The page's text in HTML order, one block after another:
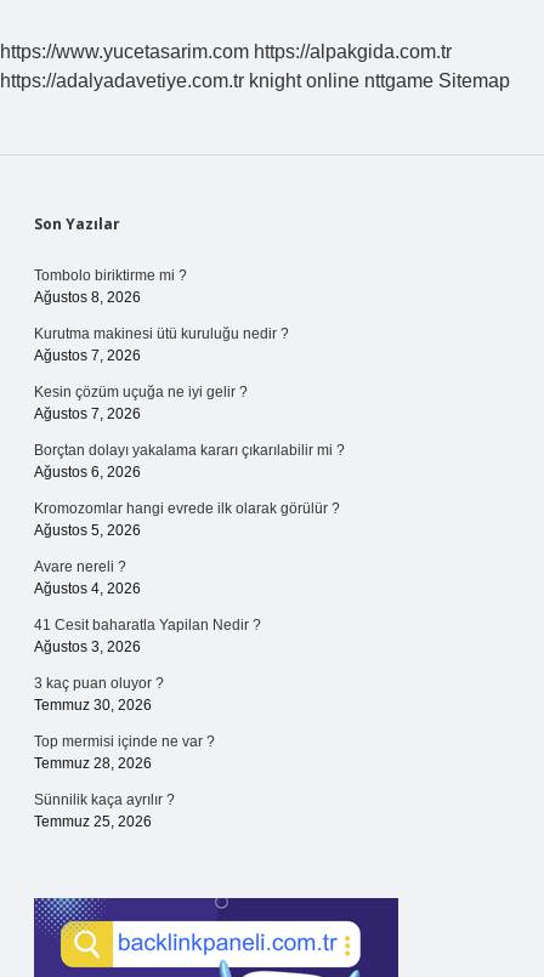
https://www.yucetasarim.com https://alpakgida.com.tr
https://adalyadavetiye.com.tr knight online nttgame Sitemap
Sidebar
Son Yazılar
Tombolo biriktirme mi ?
Ağustos 8, 2026
Kurutma makinesi ütü kuruluğu nedir ?
Ağustos 7, 2026
Kesin çözüm uçuğa ne iyi gelir ?
Ağustos 7, 2026
Borçtan dolayı yakalama kararı çıkarılabilir mi ?
Ağustos 6, 2026
Kromozomlar hangi evrede ilk olarak görülür ?
Ağustos 5, 2026
Avare nereli ?
Ağustos 4, 2026
41 Cesit baharatla Yapilan Nedir ?
Ağustos 3, 2026
3 kaç puan oluyor ?
Temmuz 30, 2026
Top mermisi içinde ne var ?
Temmuz 28, 2026
Sünnilik kaça ayrılır ?
Temmuz 25, 2026